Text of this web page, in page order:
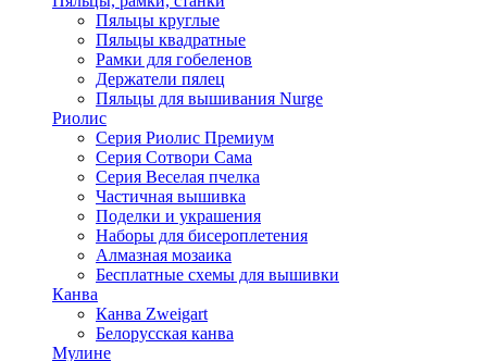
Пяльцы круглые
Пяльцы квадратные
Рамки для гобеленов
Держатели пялец
Пяльцы для вышивания Nurge
Риолис
Серия Риолис Премиум
Серия Сотвори Сама
Серия Веселая пчелка
Частичная вышивка
Поделки и украшения
Наборы для бисероплетения
Алмазная мозаика
Бесплатные схемы для вышивки
Канва
Канва Zweigart
Белорусская канва
Мулине